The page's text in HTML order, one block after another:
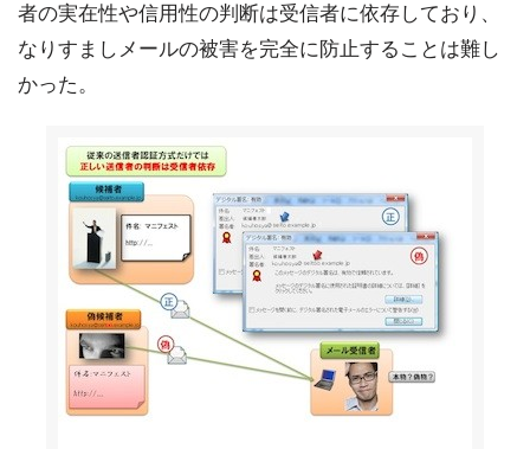
者の実在性や信用性の判断は受信者に依存しており、
なりすましメールの被害を完全に防止することは難し
かった。